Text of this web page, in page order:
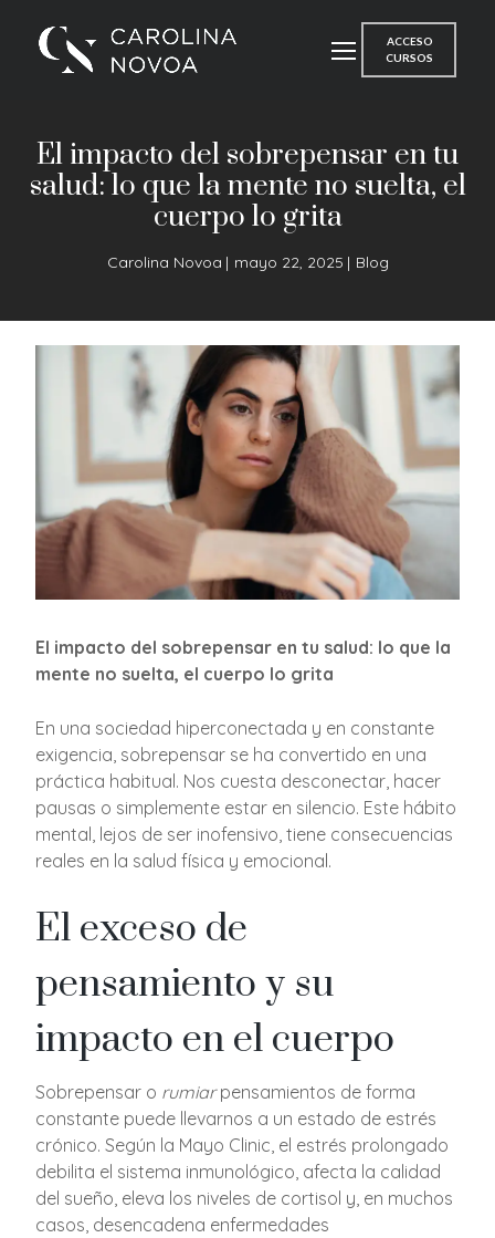
ACCESO
CURSOS
El impacto del sobrepensar en tu
salud: lo que la mente no suelta, el
cuerpo lo grita
Carolina Novoa mayo 22, 2025 Blog
El impacto del sobrepensar en tu salud: lo que la
mente no suelta, el cuerpo lo grita
En una sociedad hiperconectada y en constante
exigencia, sobrepensar se ha convertido en una
práctica habitual. Nos cuesta desconectar, hacer
pausas o simplemente estar en silencio. Este hábito
mental, lejos de ser inofensivo, tiene consecuencias
reales en la salud física y emocional.
El exceso de
pensamiento y su
impacto en el cuerpo
Sobrepensar o rumiarpensamientos de forma
constante puede llevarnos a un estado de estrés
crónico. Según la Mayo Clinic, el estrés prolongado
debilita el sistema inmunológico, afecta la calidad
del sueño, eleva los niveles de cortisol y, en muchos
casos, desencadena enfermedades